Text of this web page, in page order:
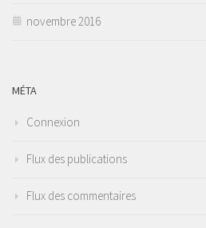
novembre 2016
MÉTA
Connexion
Flux des publications
Flux des commentaires